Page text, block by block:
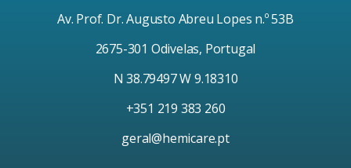
Av. Prof. Dr. Augusto Abreu Lopes n.º 53B
2675-301 Odivelas, Portugal
N 38.79497 W 9.18310
+351 219 383 260
geral@hemicare.pt